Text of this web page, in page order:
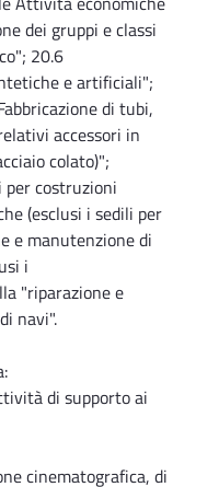
dei gruppi e classi
20.6
e artificiali";
di tubi,
accessori in
colato)";
costruzioni
(esclusi i sedili per
e manutenzione di
i
"riparazione e
navi".
di supporto ai
cinematografica, di